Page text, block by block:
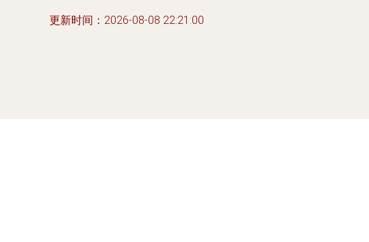
更新时间：2026-08-08 22:21:00